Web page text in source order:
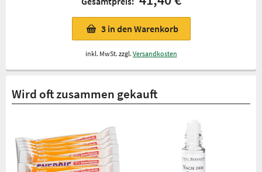
3 in den Warenkorb
inkl. MwSt. zzgl. Versandkosten
Wird oft zusammen gekauft